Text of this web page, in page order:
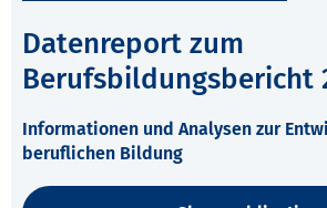
Datenreport zum
Berufsbildungsbericht
Informationen und Analysen zur
beruflichen Bildung